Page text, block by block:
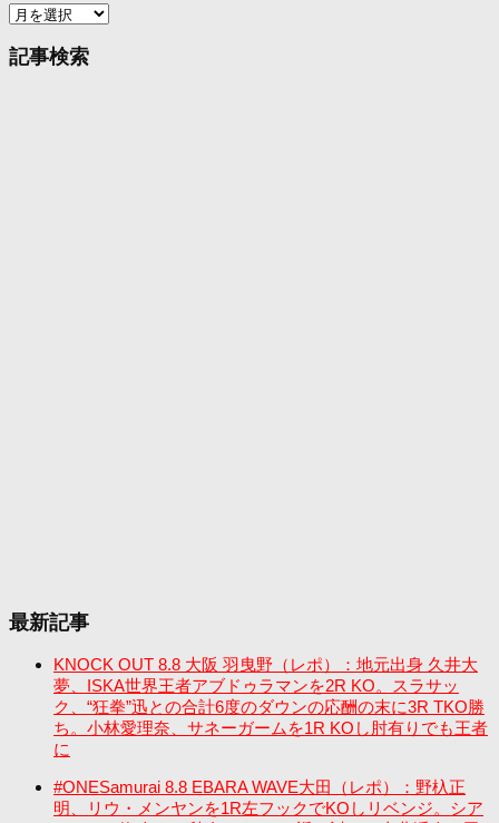
ア
カ
記事検索
最新記事
KNOCK OUT 8.8 大阪 羽曳野（レポ）：地元出身 久井大
夢、ISKA世界王者アブドゥラマンを2R KO。スラサッ
ク、“狂拳”迅との合計6度のダウンの応酬の末に3R TKO勝
ち。小林愛理奈、サネーガームを1R KOし肘有りでも王者
に
#ONESamurai 8.8 EBARA WAVE大田（レポ）：野杁正
明、リウ・メンヤンを1R左フックでKOしリベンジ。シア